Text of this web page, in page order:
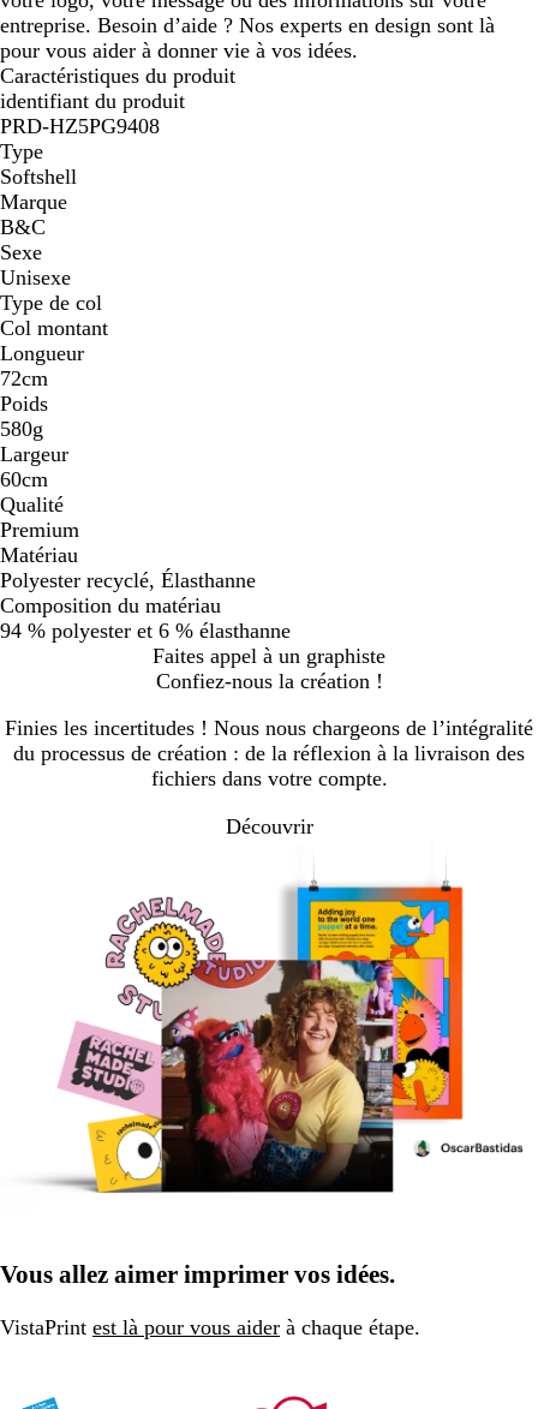
entreprise. Besoin d’aide ? Nos experts en design sont là
pour vous aider à donner vie à vos idées.
Caractéristiques du produit
identifiant du produit
PRD-HZ5PG9408
Type
Softshell
Marque
B&C
Sexe
Unisexe
Type de col
Col montant
Longueur
72cm
Poids
580g
Largeur
60cm
Qualité
Premium
Matériau
Polyester recyclé, Élasthanne
Composition du matériau
94 % polyester et 6 % élasthanne
Faites appel à un graphiste
Confiez-nous la création !
Finies les incertitudes ! Nous nous chargeons de l’intégralité
du processus de création : de la réflexion à la livraison des
fichiers dans votre compte.
Découvrir
Vous allez aimer imprimer vos idées.
VistaPrint est là pour vous aider à chaque étape.